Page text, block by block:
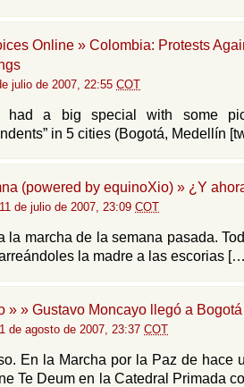
Online » Colombia: Protests
julio de 2007, 22:55 COT
a big special with some
in 5 cities (Bogotá, Medellín
(powered by equinoXio) » ¿Y
de julio de 2007, 23:09 COT
la marcha de la semana pasada.
la madre a las escorias
» » Gustavo Moncayo llegó a Bogotá
de agosto de 2007, 23:37 COT
En la Marcha por la Paz de hace
Te Deum en la Catedral Primada